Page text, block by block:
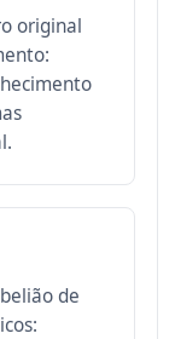
original
de